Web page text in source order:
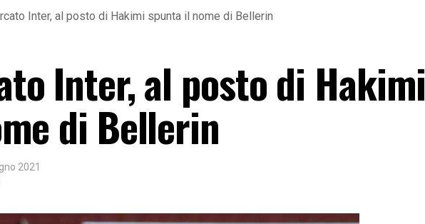
Inter, al posto di Hakimi spunta il nome di Bellerin
Inter, al posto di Hakimi
di Bellerin
2021